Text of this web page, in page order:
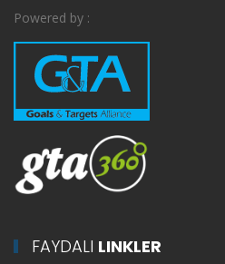
Powered by :
FAYDALI LINKLER